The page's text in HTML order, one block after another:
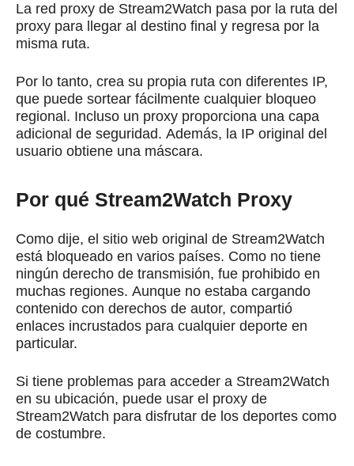
La red proxy de Stream2Watch pasa por la ruta del
proxy para llegar al destino final y regresa por la
misma ruta.
Por lo tanto, crea su propia ruta con diferentes IP,
que puede sortear fácilmente cualquier bloqueo
regional. Incluso un proxy proporciona una capa
adicional de seguridad. Además, la IP original del
usuario obtiene una máscara.
Por qué Stream2Watch Proxy
Como dije, el sitio web original de Stream2Watch
está bloqueado en varios países. Como no tiene
ningún derecho de transmisión, fue prohibido en
muchas regiones. Aunque no estaba cargando
contenido con derechos de autor, compartió
enlaces incrustados para cualquier deporte en
particular.
Si tiene problemas para acceder a Stream2Watch
en su ubicación, puede usar el proxy de
Stream2Watch para disfrutar de los deportes como
de costumbre.